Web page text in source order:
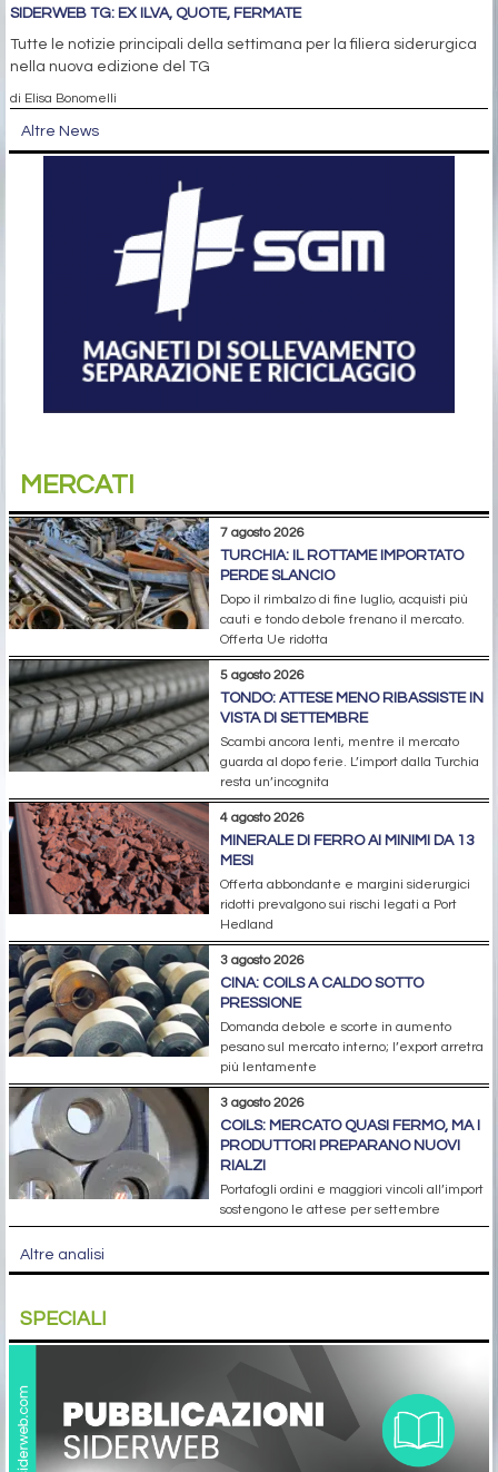
SIDERWEB TG: EX ILVA, QUOTE, FERMATE
Tutte le notizie principali della settimana per la filiera siderurgica
nella nuova edizione del TG
di Elisa Bonomelli
Altre News
MERCATI
7 agosto 2026
TURCHIA: IL ROTTAME IMPORTATO
PERDE SLANCIO
Dopo il rimbalzo di fine luglio, acquisti più
cauti e tondo debole frenano il mercato.
Offerta Ue ridotta
5 agosto 2026
TONDO: ATTESE MENO RIBASSISTE IN
VISTA DI SETTEMBRE
Scambi ancora lenti, mentre il mercato
guarda al dopo ferie. L’import dalla Turchia
resta un’incognita
4 agosto 2026
MINERALE DI FERRO AI MINIMI DA 13
MESI
Offerta abbondante e margini siderurgici
ridotti prevalgono sui rischi legati a Port
Hedland
3 agosto 2026
CINA: COILS A CALDO SOTTO
PRESSIONE
Domanda debole e scorte in aumento
pesano sul mercato interno; l’export arretra
più lentamente
3 agosto 2026
COILS: MERCATO QUASI FERMO, MA I
PRODUTTORI PREPARANO NUOVI
RIALZI
Portafogli ordini e maggiori vincoli all’import
sostengono le attese per settembre
Altre analisi
SPECIALI